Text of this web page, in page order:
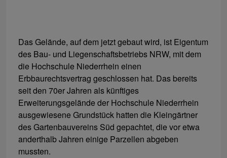
Das Gelände, auf dem jetzt gebaut wird, ist Eigentum
des Bau- und Liegenschaftsbetriebs NRW, mit dem
die Hochschule Niederrhein einen
Erbbaurechtsvertrag geschlossen hat. Das bereits
seit den 70er Jahren als künftiges
Erweiterungsgelände der Hochschule Niederrhein
ausgewiesene Grundstück hatten die Kleingärtner
des Gartenbauvereins Süd gepachtet, die vor etwa
anderthalb Jahren einige Parzellen abgeben
mussten.